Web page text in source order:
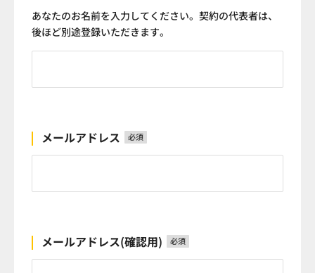
あなたのお名前を入力してください。契約の代表者は、
後ほど別途登録いただきます。
メールアドレス 必須
メールアドレス(確認用) 必須